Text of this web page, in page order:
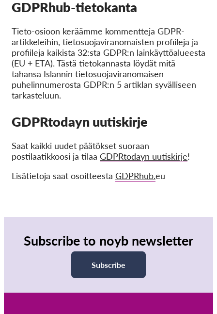
GDPRhub-tietokanta
Tieto-osioon keräämme kommentteja GDPR-
artikkeleihin, tietosuojaviranomaisten profiileja ja
profiileja kaikista 32:sta GDPR:n lainkäyttöalueesta
(EU + ETA). Tästä tietokannasta löydät mitä
tahansa Islannin tietosuojaviranomaisen
puhelinnumerosta GDPR:n 5 artiklan syvälliseen
tarkasteluun.
GDPRtodayn uutiskirje
Saat kaikki uudet päätökset suoraan
postilaatikkoosi ja tilaa GDPRtodayn uutiskirje!
Lisätietoja saat osoitteesta GDPRhub.eu
Subscribe to noyb newsletter
Subscribe